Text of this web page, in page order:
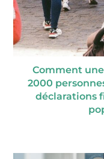
Comment
2000
déclarations